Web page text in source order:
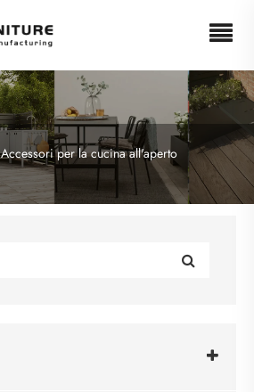
Accessori per la cucina all'aperto